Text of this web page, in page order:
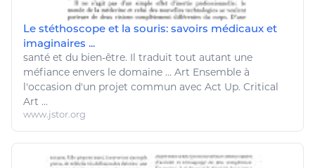
Le stéthoscope et la souris: savoirs médicaux et
imaginaires ...
santé et du bien-être. Il traduit tout autant une
méfiance envers le domaine ... Art Ensemble à
l'occasion d'un projet commun avec Act Up. Critical
Art ...
www.jstor.org